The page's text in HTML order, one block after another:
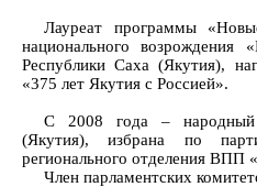
Лауреат программы
национального возрождения
Республики Саха (Якутия),
«375 лет Якутия с Россией».
С 2008 года – народный
(Якутия), избрана по
регионального отделения ВПП
Член парламентских